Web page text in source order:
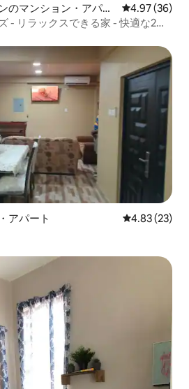
のマンション・アパー
レビュー36
4.97 (36)
- リラックスできる家 - 快適な2ベ
アパート レビュー23
4.83 (23)